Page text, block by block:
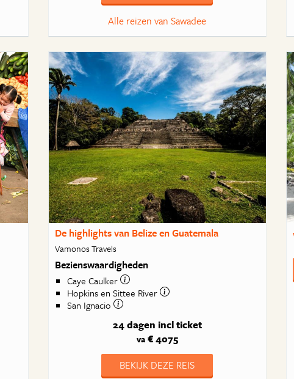
Alle reizen van Sawadee
De highlights van Belize en Guatemala
Vamonos Travels
Bezienswaardigheden
Caye Caulker
Hopkins en Sittee River
San Ignacio
24 dagen incl ticket
va€ 4075
BEKIJK DEZE REIS